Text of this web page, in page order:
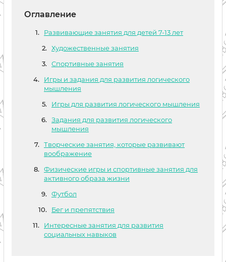
Оглавление
Развивающие занятия для детей 7-13 лет
Художественные занятия
Спортивные занятия
Игры и задания для развития логического
мышления
Игры для развития логического мышления
Задания для развития логического
мышления
Творческие занятия, которые развивают
воображение
Физические игры и спортивные занятия для
активного образа жизни
Футбол
Бег и препятствия
Интересные занятия для развития
социальных навыков